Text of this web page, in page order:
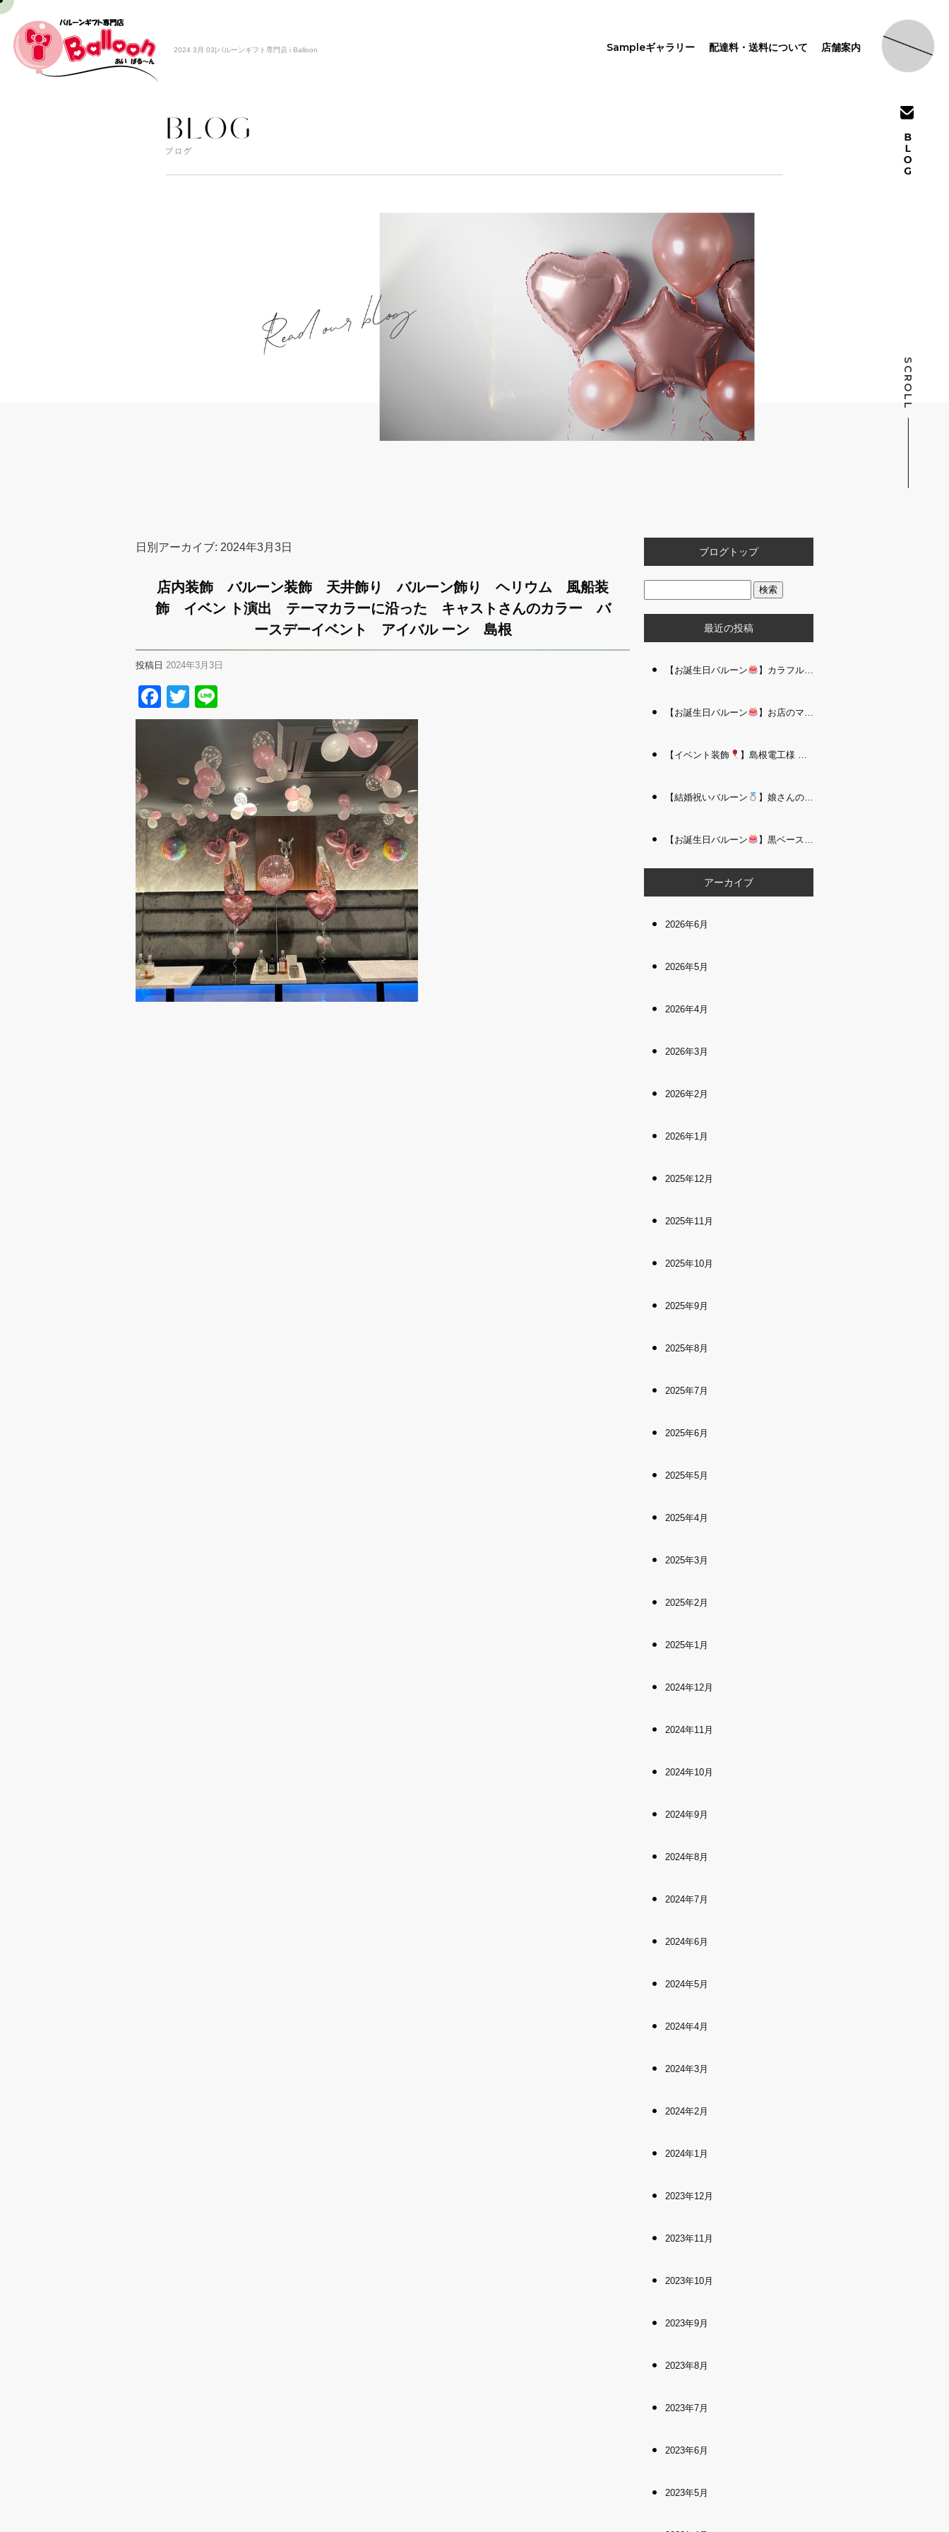
2024 3月 03|バルーンギフト専門店 i Balloon Sampleギャラリー 配達料・送料について 店舗案内
SCROLL
日別アーカイブ: 2024年3月3日
店内装飾 バルーン装飾 天井飾り バルーン飾り ヘリウム 風船装
飾 イベン ト演出 テーマカラーに沿った キャストさんのカラー バ
ースデーイベント アイバル ーン 島根
投稿日 2024年3月3日
Facebook
Twitter
ブログトップ
最近の投稿
【お誕生日バルーン 】カラフルで存在感たっぷりのバルーンタワー｜松江 i Balloo n
【お誕生日バルーン 】お店のママさんへの華やかなお祝いに｜シャンパン付き豪 華バルーンアレンジメント｜松江 i Balloon
【イベント装飾 】島根電工様 お客様感謝祭｜入口アーチ＆キッズコーナー装飾 を担当しました｜松江 i Balloon
【結婚祝いバルーン 】娘さんのご結婚祝いに｜ウェディングベアとフラワーイン バルーンが華やかなバルーンアレンジメント｜松江 i Balloon
【お誕生日バルーン 】黒ベース×ヒョウ柄がおしゃれ
アーカイブ
2026年6月
2026年5月
2026年4月
2026年3月
2026年2月
2026年1月
2025年12月
2025年11月
2025年10月
2025年9月
2025年8月
2025年7月
2025年6月
2025年5月
2025年4月
2025年3月
2025年2月
2025年1月
2024年12月
2024年11月
2024年10月
2024年9月
2024年8月
2024年7月
2024年6月
2024年5月
2024年4月
2024年3月
2024年2月
2024年1月
2023年12月
2023年11月
2023年10月
2023年9月
2023年8月
2023年7月
2023年6月
2023年5月